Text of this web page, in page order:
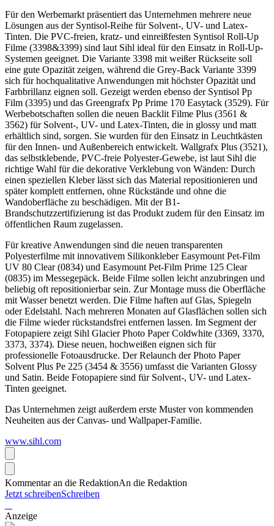
Für den Werbemarkt präsentiert das Unternehmen mehrere neue
Lösungen aus der Syntisol-Reihe für Solvent-, UV- und Latex-
Tinten. Die PVC-freien, kratz- und einreißfesten Syntisol Roll-Up
Filme (3398&3399) sind laut Sihl ideal für den Einsatz in Roll-Up-
Systemen geeignet. Die Variante 3398 mit weißer Rückseite soll
eine gute Opazität zeigen, während die Grey-Back Variante 3399
sich für hochqualitative Anwendungen mit höchster Opazität und
Farbbrillanz eignen soll. Gezeigt werden ebenso der Syntisol Pp
Film (3395) und das Greengrafx Pp Prime 170 Easytack (3529). Für
Werbebotschaften sollen die neuen Backlit Filme Plus (3561 &
3562) für Solvent-, UV- und Latex-Tinten, die in glossy und matt
erhältlich sind, sorgen. Sie wurden für den Einsatz in Leuchtkästen
für den Innen- und Außenbereich entwickelt. Wallgrafx Plus (3521),
das selbstklebende, PVC-freie Polyester-Gewebe, ist laut Sihl die
richtige Wahl für die dekorative Verklebung von Wänden: Durch
einen speziellen Kleber lässt sich das Material repositionieren und
später komplett entfernen, ohne Rückstände und ohne die
Wandoberfläche zu beschädigen. Mit der B1-
Brandschutzzertifizierung ist das Produkt zudem für den Einsatz im
öffentlichen Raum zugelassen.
Für kreative Anwendungen sind die neuen transparenten
Polyesterfilme mit innovativem Silikonkleber Easymount Pet-Film
UV 80 Clear (0834) und Easymount Pet-Film Prime 125 Clear
(0835) im Messegepäck. Beide Filme sollen leicht anzubringen und
beliebig oft repositionierbar sein. Zur Montage muss die Oberfläche
mit Wasser benetzt werden. Die Filme haften auf Glas, Spiegeln
oder Edelstahl. Nach mehreren Monaten auf Glasflächen sollen sich
die Filme wieder rückstandsfrei entfernen lassen. Im Segment der
Fotopapiere zeigt Sihl Glacier Photo Paper Coldwhite (3369, 3370,
3373, 3374). Diese neuen, hochweißen eignen sich für
professionelle Fotoausdrucke. Der Relaunch der Photo Paper
Solvent Plus Pe 225 (3454 & 3556) umfasst die Varianten Glossy
und Satin. Beide Fotopapiere sind für Solvent-, UV- und Latex-
Tinten geeignet.
Das Unternehmen zeigt außerdem erste Muster von kommenden
Neuheiten aus der Canvas- und Wallpaper-Familie.
www.sihl.com
Kommentar an die RedaktionAn die Redaktion
Jetzt schreibenSchreiben
Anzeige